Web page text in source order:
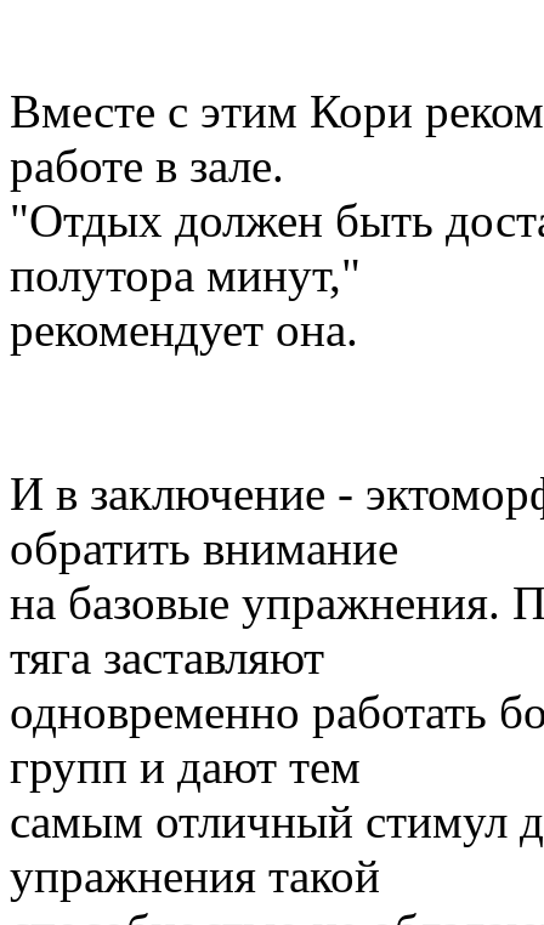
Вместе с этим Кори
работе в зале.
"Отдых должен быть
полутора минут,"
рекомендует она.
И в заключение -
обратить внимание
на базовые упражнения.
тяга заставляют
одновременно работать
групп и дают тем
самым отличный стимул
упражнения такой